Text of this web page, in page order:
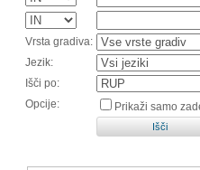
Vrsta gradiva:
Jezik:
Išči po:
Opcije:
Prikaži samo